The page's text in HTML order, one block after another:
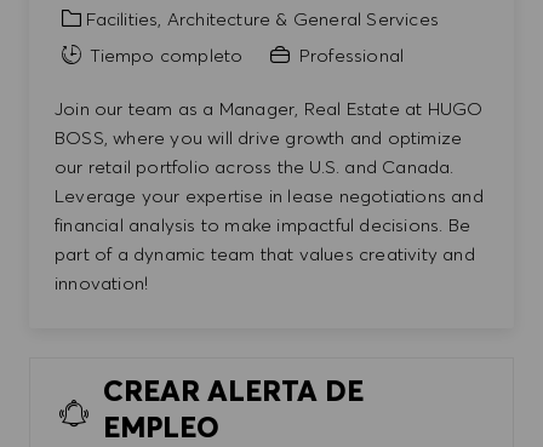
Categoría
Facilities, Architecture & General Services
Tiempo completo
Professional
Join our team as a Manager, Real Estate at HUGO
BOSS, where you will drive growth and optimize
our retail portfolio across the U.S. and Canada.
Leverage your expertise in lease negotiations and
financial analysis to make impactful decisions. Be
part of a dynamic team that values creativity and
innovation!
CREAR ALERTA DE
EMPLEO